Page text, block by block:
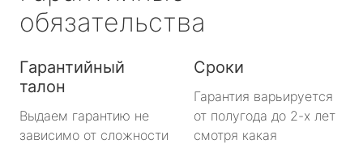
обязательства
Гарантийный
талон
Выдаем гарантию не
зависимо от сложности
Сроки
Гарантия варьируется
от полугода до 2-х лет
смотря какая